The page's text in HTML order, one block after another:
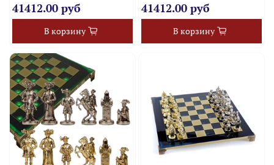
41412.00 руб
В корзину
41412.00 руб
В корзину